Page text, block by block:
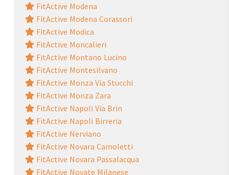
FitActive Modena
FitActive Modena Corassori
FitActive Modica
FitActive Moncalieri
FitActive Montano Lucino
FitActive Montesilvano
FitActive Monza Via Stucchi
FitActive Monza Zara
FitActive Napoli Via Brin
FitActive Napoli Birreria
FitActive Nerviano
FitActive Novara Camoletti
FitActive Novara Passalacqua
FitActive Novate Milanese